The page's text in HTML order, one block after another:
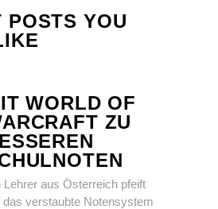
POSTS YOU
WORLD OF
ZU
Lehrer aus Österreich pfeift
das verstaubte Notensystem